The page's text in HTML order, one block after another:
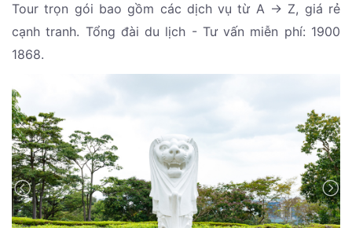
Tour trọn gói bao gồm các dịch vụ từ A -> Z, giá rẻ
cạnh tranh. Tổng đài du lịch - Tư vấn miễn phí: 1900
1868.